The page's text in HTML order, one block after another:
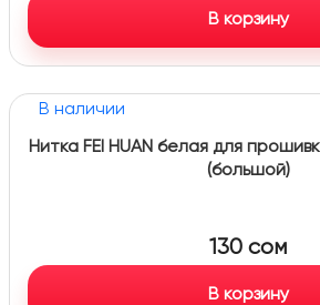
В корзину
В наличии
Нитка FEI HUAN белая для
(большой)
130 сом
В корзину